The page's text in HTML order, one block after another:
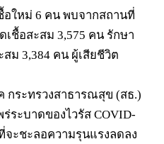
ใหม่ 6 คน พบจากสถานที่
เชื้อสะสม 3,575 คน รักษา
ม 3,384 คน ผู้เสียชีวิต
กระทรวงสาธารณสุข (สธ.)
ระบาดของไวรัส COVID-
จะชะลอความรุนแรงลดลง